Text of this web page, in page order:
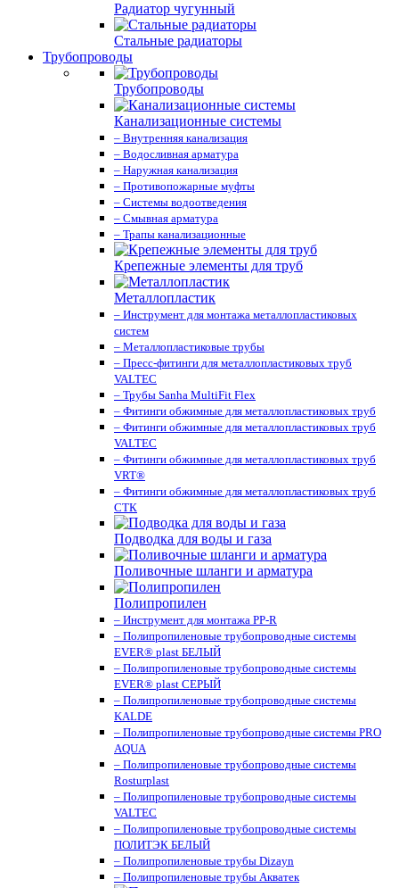
Радиатор чугунный
Стальные радиаторы
Трубопроводы
Трубопроводы
Канализационные системы
– Внутренняя канализация
– Водосливная арматура
– Наружная канализация
– Противопожарные муфты
– Системы водоотведения
– Смывная арматура
– Трапы канализационные
Крепежные элементы для труб
Металлопластик
– Инструмент для монтажа металлопластиковых
систем
– Металлопластиковые трубы
– Пресс-фитинги для металлопластиковых труб
VALTEС
– Трубы Sanha MultiFit Flex
– Фитинги обжимные для металлопластиковых труб
– Фитинги обжимные для металлопластиковых труб
VALTEС
– Фитинги обжимные для металлопластиковых труб
VRT®
– Фитинги обжимные для металлопластиковых труб
СТК
Подводка для воды и газа
Поливочные шланги и арматура
Полипропилен
– Инструмент для монтажа PP-R
– Полипропиленовые трубопроводные системы
EVER® plast БЕЛЫЙ
– Полипропиленовые трубопроводные системы
EVER® plast СЕРЫЙ
– Полипропиленовые трубопроводные системы
KALDE
– Полипропиленовые трубопроводные системы PRO
AQUA
– Полипропиленовые трубопроводные системы
Rosturplast
– Полипропиленовые трубопроводные системы
VALTEC
– Полипропиленовые трубопроводные системы
ПОЛИТЭК БЕЛЫЙ
– Полипропиленовые трубы Dizayn
– Полипропиленовые трубы Акватек